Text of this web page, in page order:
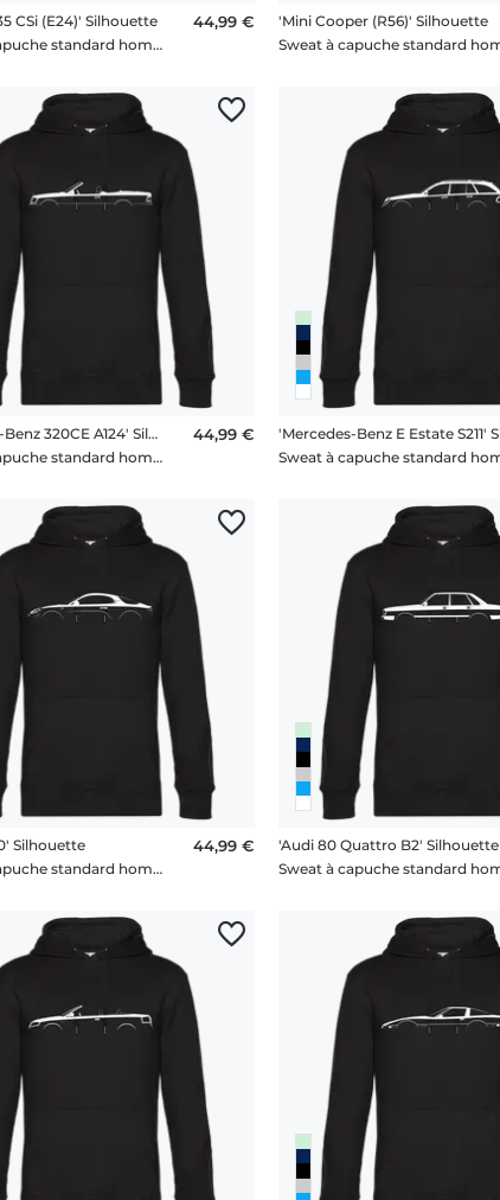
CSi (E24)' Silhouette
Sweat à capuche standard homme
44,99 €
'Mini Cooper (R56)' Silhouette
'Mercedes-Benz 320CE A124' Silhouette
Sweat à capuche standard homme
44,99 €
Silhouette
Sweat à capuche standard homme
44,99 €
'Audi 80 Quattro B2' Silhouette